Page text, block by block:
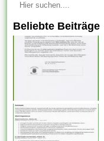
Beliebte Beiträge